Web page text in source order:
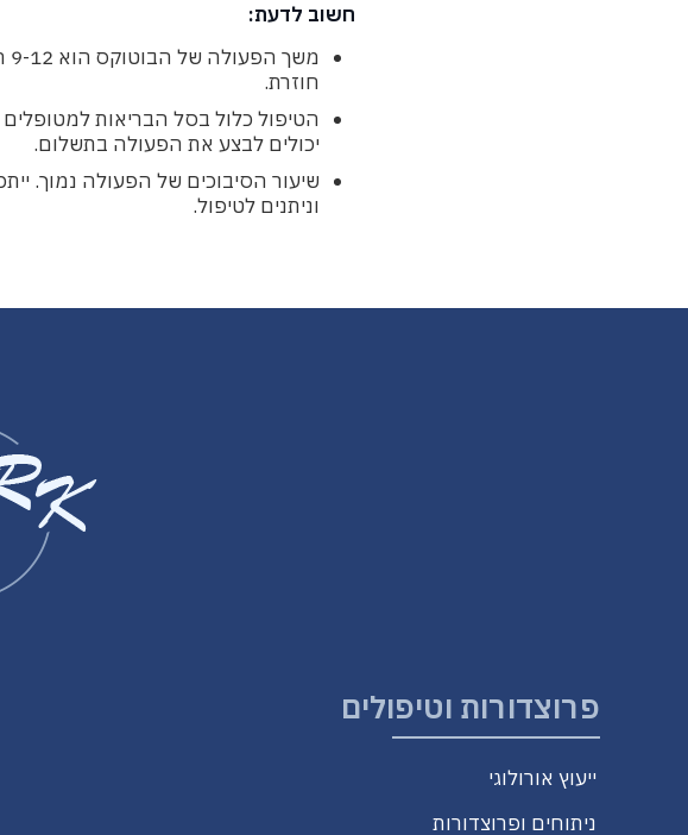
חשוב לדעת:
חוזרת.
הטיפול כלול בסל הבריאות למטופלים
יכולים לבצע את הפעולה בתשלום.
שיעור הסיבוכים של הפעולה נמוך.
וניתנים לטיפול.
פרוצדורות וטיפולים
ייעוץ אורולוגי
ניתוחים ופרוצדורות